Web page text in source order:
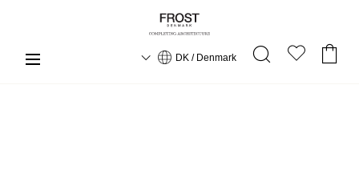
DK / Denmark